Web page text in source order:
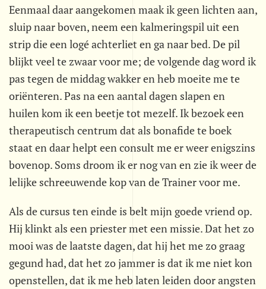
Eenmaal daar aangekomen maak ik geen lichten aan,
sluip naar boven, neem een kalmeringspil uit een
strip die een logé achterliet en ga naar bed. De pil
blijkt veel te zwaar voor me; de volgende dag word ik
pas tegen de middag wakker en heb moeite me te
oriënteren. Pas na een aantal dagen slapen en
huilen kom ik een beetje tot mezelf. Ik bezoek een
therapeutisch centrum dat als bonafide te boek
staat en daar helpt een consult me er weer enigszins
bovenop. Soms droom ik er nog van en zie ik weer de
lelijke schreeuwende kop van de Trainer voor me.
Als de cursus ten einde is belt mijn goede vriend op.
Hij klinkt als een priester met een missie. Dat het zo
mooi was de laatste dagen, dat hij het me zo graag
gegund had, dat het zo jammer is dat ik me niet kon
openstellen, dat ik me heb laten leiden door angsten